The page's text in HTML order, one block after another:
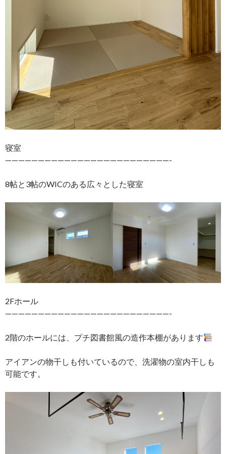
寝室
—————————————————————————-
8帖と3帖のWICのある広々とした寝室
2Fホール
—————————————————————————-
2階のホールには、プチ図書館風の造作本棚があります
アイアンの物干しも付いているので、洗濯物の室内干しも
可能です。